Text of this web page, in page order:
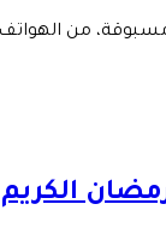
غير مسبوقة، من